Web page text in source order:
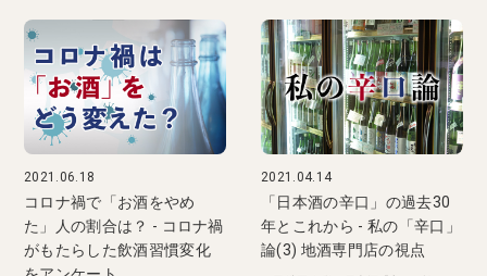
2021.06.18
コロナ禍で「お酒をやめ
た」人の割合は？ - コロナ禍
がもたらした飲酒習慣変化
2021.04.14
「日本酒の辛口」の過去30
年とこれから - 私の「辛口」
論(3) 地酒専門店の視点